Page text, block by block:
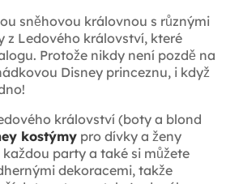
sněhovou královnou s různými
z Ledového království, které
Protože nikdy není pozdě na
Disney princeznu, i když
království (boty a blond
kostýmy pro dívky a ženy
party a také si můžete
dekoracemi, takže